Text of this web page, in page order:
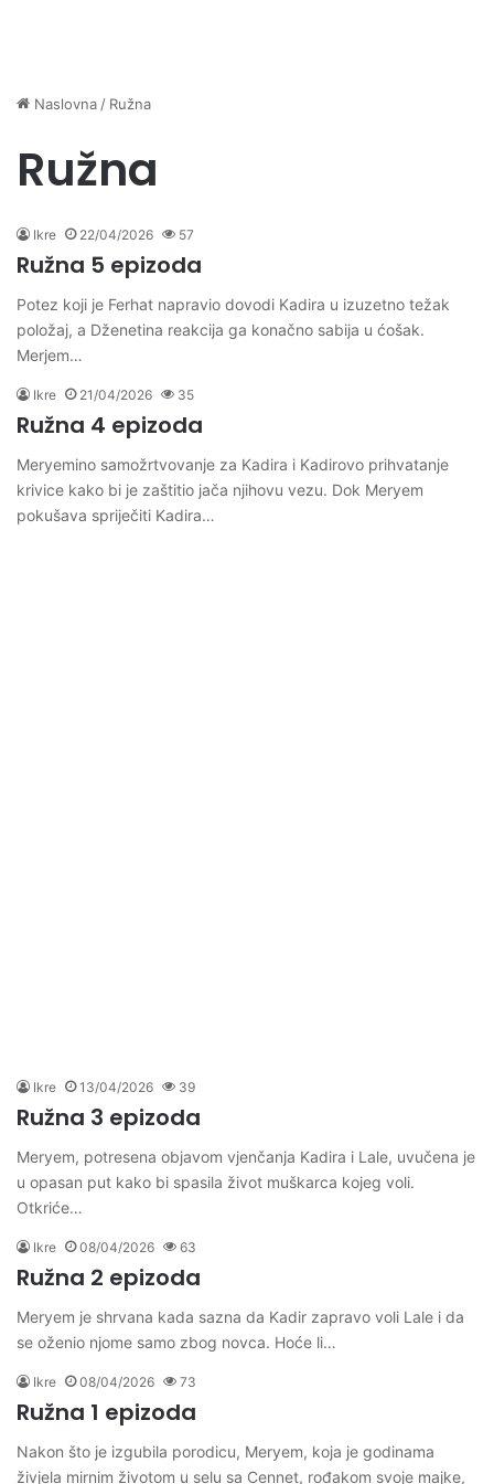
Naslovna / Ružna
Ružna
Ikre 22/04/2026 57
Ružna 5 epizoda
Potez koji je Ferhat napravio dovodi Kadira u izuzetno težak
položaj, a Dženetina reakcija ga konačno sabija u ćošak.
Merjem…
Ikre 21/04/2026 35
Ružna 4 epizoda
Meryemino samožrtvovanje za Kadira i Kadirovo prihvatanje
krivice kako bi je zaštitio jača njihovu vezu. Dok Meryem
pokušava spriječiti Kadira…
Ikre 13/04/2026 39
Ružna 3 epizoda
Meryem, potresena objavom vjenčanja Kadira i Lale, uvučena je
u opasan put kako bi spasila život muškarca kojeg voli.
Otkriće…
Ikre 08/04/2026 63
Ružna 2 epizoda
Meryem je shrvana kada sazna da Kadir zapravo voli Lale i da
se oženio njome samo zbog novca. Hoće li…
Ikre 08/04/2026 73
Ružna 1 epizoda
Nakon što je izgubila porodicu, Meryem, koja je godinama
živjela mirnim životom u selu sa Cennet, rođakom svoje majke,